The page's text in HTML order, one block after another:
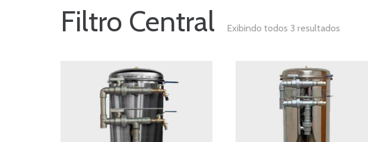
Filtro Central Exibindo todos 3 resultados